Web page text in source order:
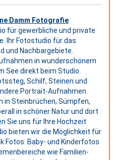
Damm Fotografie
für gewerbliche und private
Ihr Fotostudio für das
und Nachbargebiete.
in wunderschönem
See direkt beim Studio.
Schilf, Steinen und
Portrait-Aufnahmen
in Steinbrüchen, Sümpfen,
in schöner Natur und dort
Sie uns für Ihre Hochzeit
bieten wir die Möglichkeit für
Fotos. Baby- und Kinderfotos
wie Familien-